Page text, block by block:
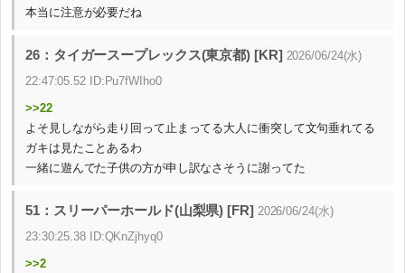
本当に注意が必要だね
26：タイガースープレックス(東京都) [KR] 2026/06/24(水)
22:47:05.52 ID:Pu7fWIho0
>>22
よそ見しながら走り回って止まってる大人に衝突して文句垂れてる
ガキは見たことあるわ
一緒に遊んでた子供の方が申し訳なさそうに謝ってた
51：スリーパーホールド(山梨県) [FR] 2026/06/24(水)
23:30:25.38 ID:QKnZjhyq0
>>2